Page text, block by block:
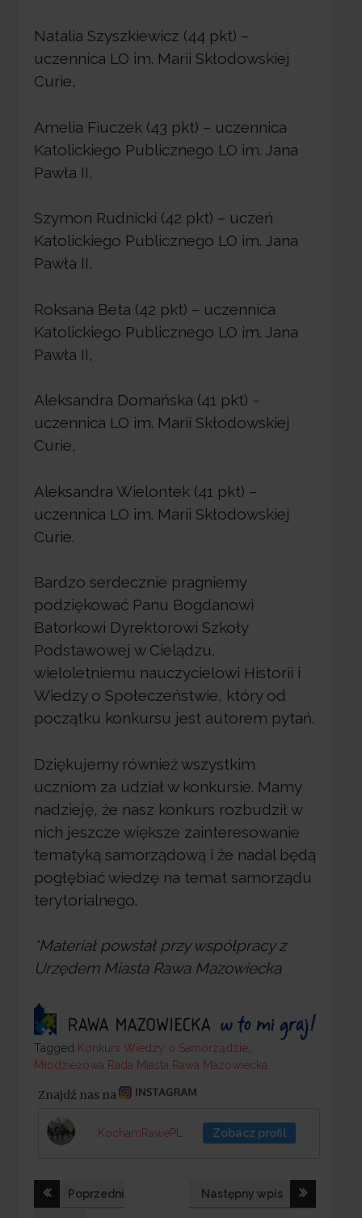
Natalia Szyszkiewicz (44 pkt) –
uczennica LO im. Marii Skłodowskiej
Curie,
Amelia Fiuczek (43 pkt) – uczennica
Katolickiego Publicznego LO im. Jana
Pawła II,
Szymon Rudnicki (42 pkt) – uczeń
Katolickiego Publicznego LO im. Jana
Pawła II,
Roksana Beta (42 pkt) – uczennica
Katolickiego Publicznego LO im. Jana
Pawła II,
Aleksandra Domańska (41 pkt) –
uczennica LO im. Marii Skłodowskiej
Curie,
Aleksandra Wielontek (41 pkt) –
uczennica LO im. Marii Skłodowskiej
Curie.
Bardzo serdecznie pragniemy
podziękować Panu Bogdanowi
Batorkowi Dyrektorowi Szkoły
Podstawowej w Cielądzu,
wieloletniemu nauczycielowi Historii i
Wiedzy o Społeczeństwie, który od
początku konkursu jest autorem pytań.
Dziękujemy również wszystkim
uczniom za udział w konkursie. Mamy
nadzieję, że nasz konkurs rozbudził w
nich jeszcze większe zainteresowanie
tematyką samorządową i że nadal będą
pogłębiać wiedzę na temat samorządu
terytorialnego.
*Materiał powstał przy współpracy z
Urzędem Miasta Rawa Mazowiecka
Tagged
Tagged Konkurs Wiedzy o Samorządzie,
Młodzieżowa Rada Miasta Rawa Mazowiecka
Znajdź nas na
KochamRawePL Zobacz profil
Nawigacja
Poprzedni Następny wpis